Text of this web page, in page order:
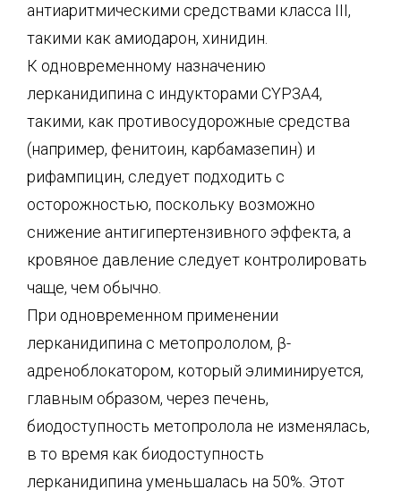
антиаритмическими средствами класса III,
такими как амиодарон, хинидин.
К одновременному назначению
лерканидипина с индукторами CYP3A4,
такими, как противосудорожные средства
(например, фенитоин, карбамазепин) и
рифампицин, следует подходить с
осторожностью, поскольку возможно
снижение антигипертензивного эффекта, а
кровяное давление следует контролировать
чаще, чем обычно.
При одновременном применении
лерканидипина с метопрололом, β-
адреноблокатором, который элиминируется,
главным образом, через печень,
биодоступность метопролола не изменялась,
в то время как биодоступность
лерканидипина уменьшалась на 50%. Этот